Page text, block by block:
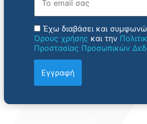
Έχω διαβάσει και
Όρους χρήσης και την
Προστασίας Προσωπικών